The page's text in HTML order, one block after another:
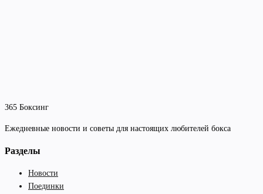
365 Боксинг
Ежедневные новости и советы для настоящих любителей бокса
Разделы
Новости
Поединки